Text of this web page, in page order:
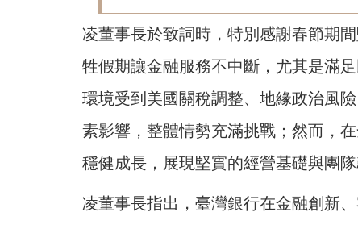
凌董事長於致詞時，特別感謝春節期
牲假期讓金融服務不中斷，尤其是滿
環境受到美國關稅調整、地緣政治風
素影響，整體情勢充滿挑戰；然而，
穩健成長，展現堅實的經營基礎與團隊
凌董事長指出，臺灣銀行在金融創新